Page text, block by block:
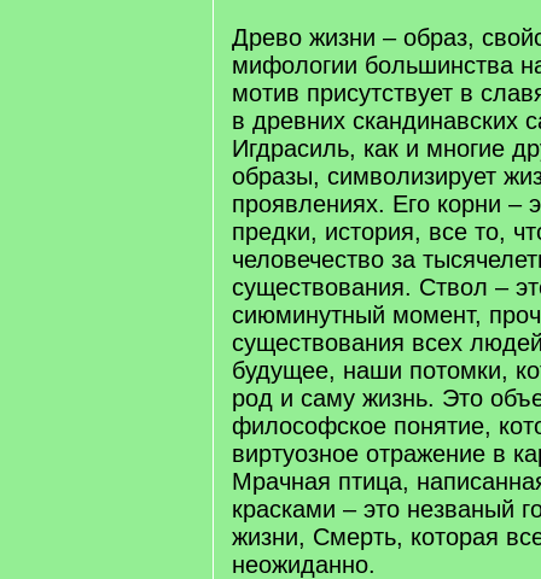
Древо жизни – образ,
мифологии большинства
мотив присутствует в
в древних скандинавских
Игдрасиль, как и многие
образы, символизирует
проявлениях. Его корни –
предки, история, все то,
человечество за
существования. Ствол –
сиюминутный момент,
существования всех
будущее, наши потомки,
род и саму жизнь. Это
философское понятие,
виртуозное отражение в
Мрачная птица,
красками – это незваный
жизни, Смерть, которая
неожиданно.